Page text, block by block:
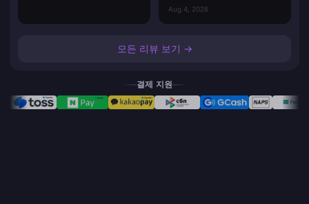
Aug 4, 2026
모든 리뷰 보기 →
결제 지원